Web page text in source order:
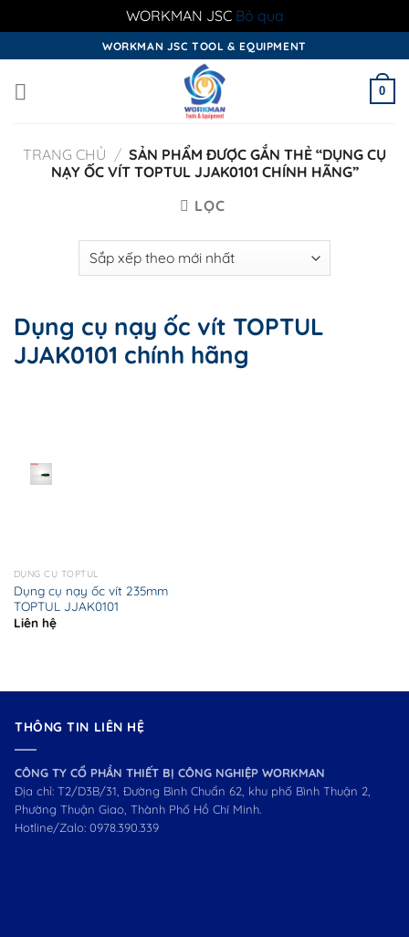
WORKMAN JSC Bỏ qua
to
content
WORKMAN JSC TOOL & EQUIPMENT
0
TRANG CHỦ / SẢN PHẨM ĐƯỢC GẮN THẺ “DỤNG CỤ
NẠY ỐC VÍT TOPTUL JJAK0101 CHÍNH HÃNG”
LỌC
Dụng cụ nạy ốc vít TOPTUL
JJAK0101 chính hãng
DỤNG CỤ TOPTUL
Dụng cụ nạy ốc vít 235mm
TOPTUL JJAK0101
Liên hệ
THÔNG TIN LIÊN HỆ
CÔNG TY CỔ PHẦN THIẾT BỊ CÔNG NGHIỆP WORKMAN
Địa chỉ: T2/D3B/31, Đường Bình Chuẩn 62, khu phố Bình Thuận 2,
Phường Thuận Giao, Thành Phố Hồ Chí Minh.
Hotline/Zalo: 0978.390.339